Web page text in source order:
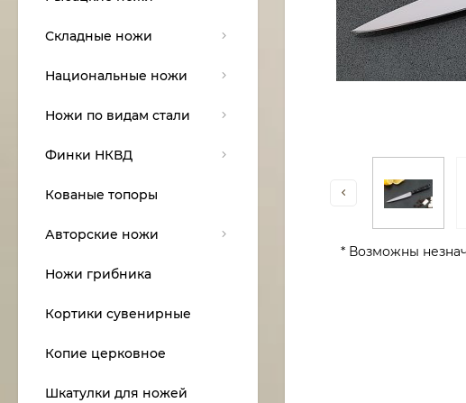
* Возможны
Складные ножи
Национальные ножи
Ножи по видам стали
Финки НКВД
Кованые топоры
Авторские ножи
Ножи грибника
Кортики сувенирные
Копие церковное
Шкатулки для ножей